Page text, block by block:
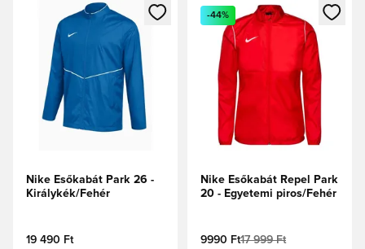
Megnyit egy modált a bejelentkezéshez vagy a tagként
Nike Esőkabát Park 26 -
Királykék/Fehér
19 490 Ft
Megnyit egy modált a
-44%
Nike Esőkabát Repel Park
20 - Egyetemi piros/Fehér
9990 Ft17 999 Ft